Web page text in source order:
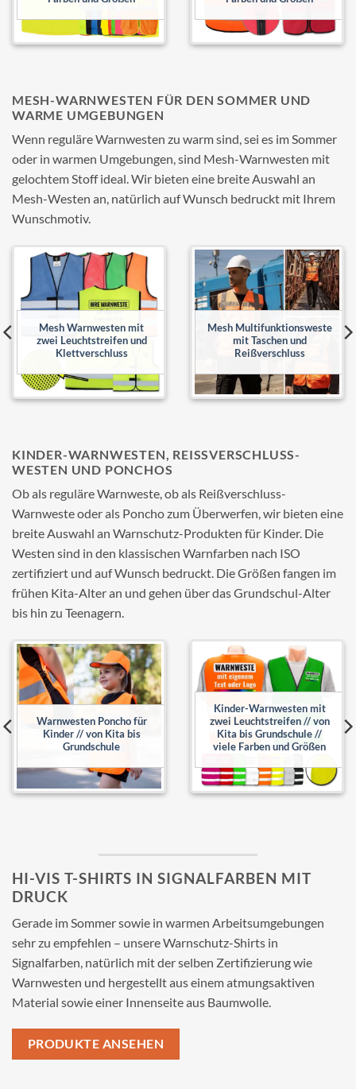
MESH-WARNWESTEN FÜR DEN SOMMER UND
WARME UMGEBUNGEN
Wenn reguläre Warnwesten zu warm sind, sei es im Sommer
oder in warmen Umgebungen, sind Mesh-Warnwesten mit
gelochtem Stoff ideal. Wir bieten eine breite Auswahl an
Mesh-Westen an, natürlich auf Wunsch bedruckt mit Ihrem
Wunschmotiv.
Add to
wishlist
Mesh Warnwesten mit
zwei Leuchtstreifen und
Klettverschluss
Add to
wishlist
Mesh Multifunktionsweste
mit Taschen und
Reißverschluss
KINDER-WARNWESTEN, REISSVERSCHLUSS-W
ESTEN UND PONCHOS
Ob als reguläre Warnweste, ob als Reißverschluss-
Warnweste oder als Poncho zum Überwerfen, wir bieten eine
breite Auswahl an Warnschutz-Produkten für Kinder. Die
Westen sind in den klassischen Warnfarben nach ISO
zertifiziert und auf Wunsch bedruckt. Die Größen fangen im
frühen Kita-Alter an und gehen über das Grundschul-Alter
bis hin zu Teenagern.
Add to
wishlist
Warnwesten Poncho für
Kinder // von Kita bis
Grundschule
Add to
wishlist
Kinder-Warnwesten mit
zwei Leuchtstreifen // von
Kita bis Grundschule //
viele Farben und Größen
HI-VIS T-SHIRTS IN SIGNALFARBEN MIT
DRUCK
Gerade im Sommer sowie in warmen Arbeitsumgebungen
sehr zu empfehlen – unsere Warnschutz-Shirts in
Signalfarben, natürlich mit der selben Zertifizierung wie
Warnwesten und hergestellt aus einem atmungsaktiven
Material sowie einer Innenseite aus Baumwolle.
PRODUKTE ANSEHEN